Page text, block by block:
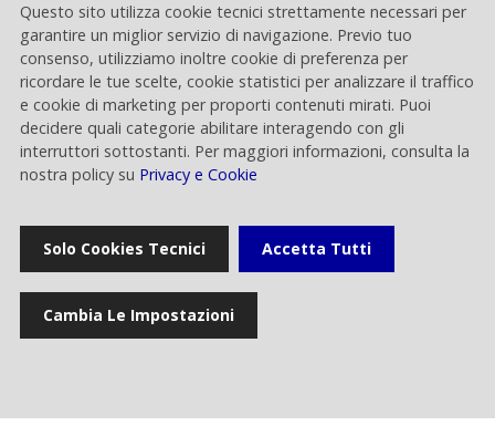
Towers
Categoria : Corporate
Home
Questo sito utilizza cookie tecnici strettamente necessari per
garantire un miglior servizio di navigazione. Previo tuo
consenso, utilizziamo inoltre cookie di preferenza per
ricordare le tue scelte, cookie statistici per analizzare il traffico
e cookie di marketing per proporti contenuti mirati. Puoi
decidere quali categorie abilitare interagendo con gli
interruttori sottostanti. Per maggiori informazioni, consulta la
nostra policy su Privacy e Cookie
Solo Cookies Tecnici Accetta Tutti
Cambia Le Impostazioni